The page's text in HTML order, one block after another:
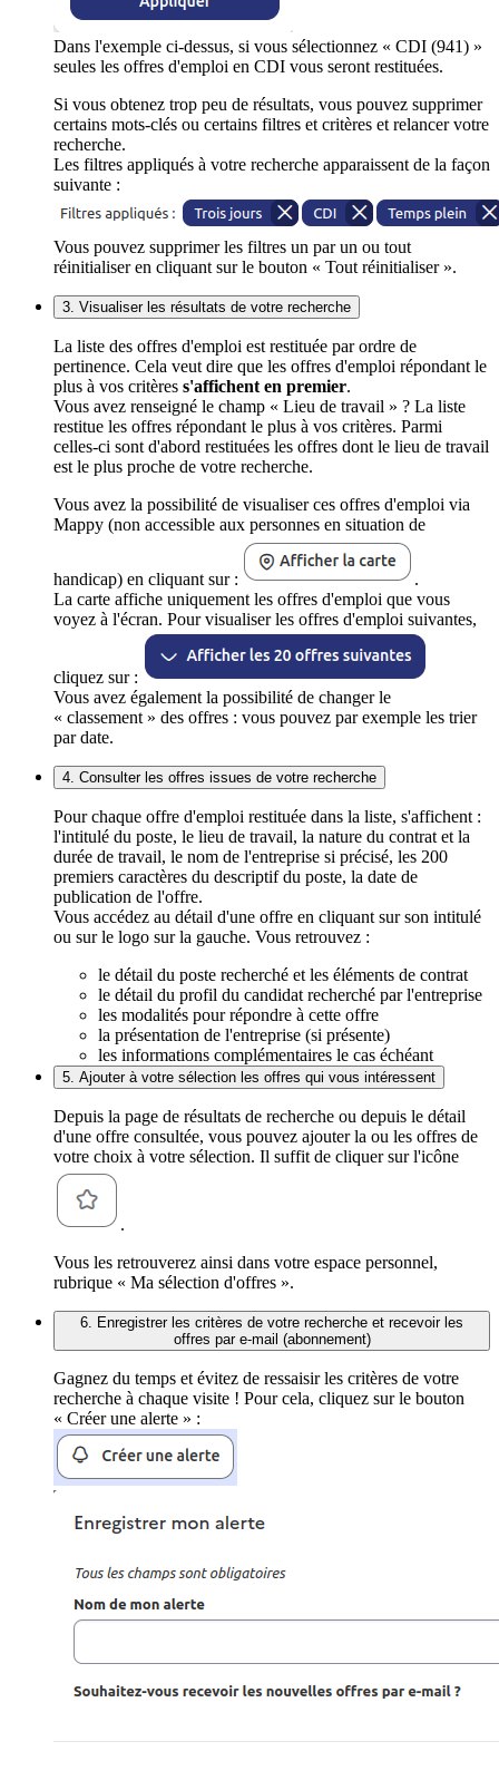
Dans l'exemple ci-dessus, si vous sélectionnez « CDI (941) »
seules les offres d'emploi en CDI vous seront restituées.
Si vous obtenez trop peu de résultats, vous pouvez supprimer
certains mots-clés ou certains filtres et critères et relancer votre
recherche.
Les filtres appliqués à votre recherche apparaissent de la façon
suivante :
Vous pouvez supprimer les filtres un par un ou tout
réinitialiser en cliquant sur le bouton « Tout réinitialiser ».
3. Visualiser les résultats de votre recherche
La liste des offres d'emploi est restituée par ordre de
pertinence. Cela veut dire que les offres d'emploi répondant le
plus à vos critères s'affichent en premier.
Vous avez renseigné le champ « Lieu de travail » ? La liste
restitue les offres répondant le plus à vos critères. Parmi
celles-ci sont d'abord restituées les offres dont le lieu de travail
est le plus proche de votre recherche.
Vous avez la possibilité de visualiser ces offres d'emploi via
Mappy (non accessible aux personnes en situation de
handicap) en cliquant sur :
.
La carte affiche uniquement les offres d'emploi que vous
voyez à l'écran. Pour visualiser les offres d'emploi suivantes,
cliquez sur :
Vous avez également la possibilité de changer le
« classement » des offres : vous pouvez par exemple les trier
par date.
4. Consulter les offres issues de votre recherche
Pour chaque offre d'emploi restituée dans la liste, s'affichent :
l'intitulé du poste, le lieu de travail, la nature du contrat et la
durée de travail, le nom de l'entreprise si précisé, les 200
premiers caractères du descriptif du poste, la date de
publication de l'offre.
Vous accédez au détail d'une offre en cliquant sur son intitulé
ou sur le logo sur la gauche. Vous retrouvez :
le détail du poste recherché et les éléments de contrat
le détail du profil du candidat recherché par l'entreprise
les modalités pour répondre à cette offre
la présentation de l'entreprise (si présente)
les informations complémentaires le cas échéant
5. Ajouter à votre sélection les offres qui vous intéressent
Depuis la page de résultats de recherche ou depuis le détail
d'une offre consultée, vous pouvez ajouter la ou les offres de
votre choix à votre sélection. Il suffit de cliquer sur l'icône
.
Vous les retrouverez ainsi dans votre espace personnel,
rubrique « Ma sélection d'offres ».
6. Enregistrer les critères de votre recherche et recevoir les
offres par e-mail (abonnement)
Gagnez du temps et évitez de ressaisir les critères de votre
recherche à chaque visite ! Pour cela, cliquez sur le bouton
« Créer une alerte » :